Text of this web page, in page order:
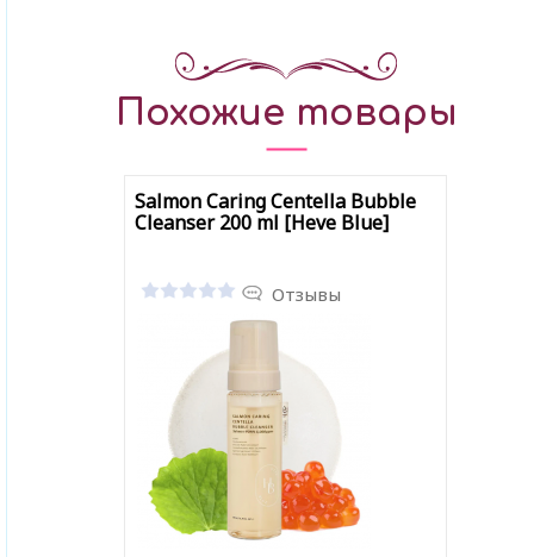
Похожие товары
Salmon Caring Centella Bubble
Cleanser 200 ml [Heve Blue]
Отзывы